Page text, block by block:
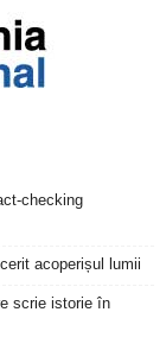
checking
acoperișul lumii
scrie istorie în